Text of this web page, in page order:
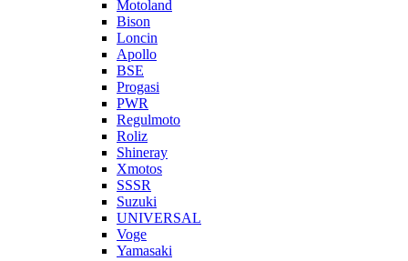
Motoland
Bison
Loncin
Apollo
BSE
Progasi
PWR
Regulmoto
Roliz
Shineray
Xmotos
SSSR
Suzuki
UNIVERSAL
Voge
Yamasaki